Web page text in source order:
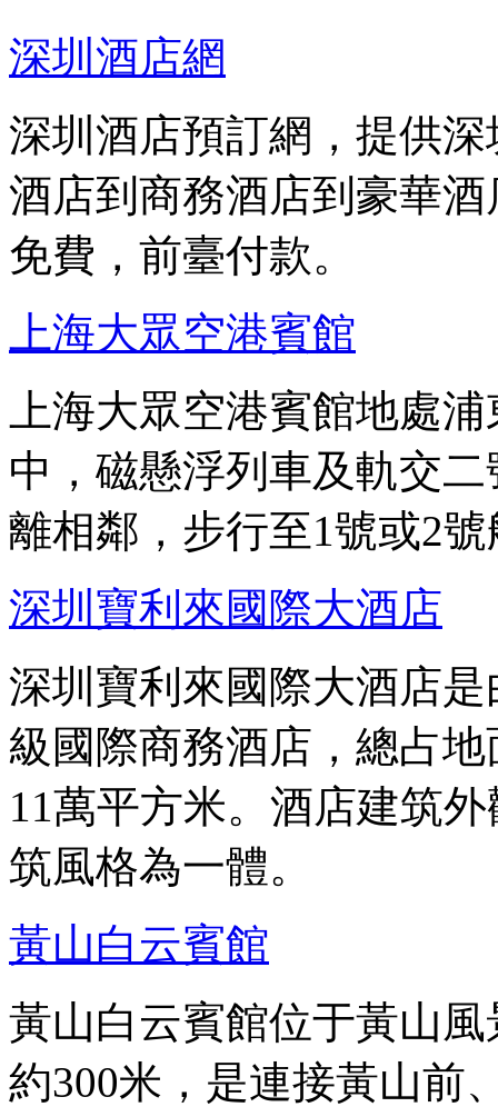
深圳酒店網
深圳酒店預訂網，提供
酒店到商務酒店到豪華
免費，前臺付款。
上海大眾空港賓館
上海大眾空港賓館地處
中，磁懸浮列車及軌交
離相鄰，步行至1號或2
深圳寶利來國際大酒店
深圳寶利來國際大酒店
級國際商務酒店，總占
11萬平方米。酒店建筑
筑風格為一體。
黃山白云賓館
黃山白云賓館位于黃山
約300米，是連接黃山前